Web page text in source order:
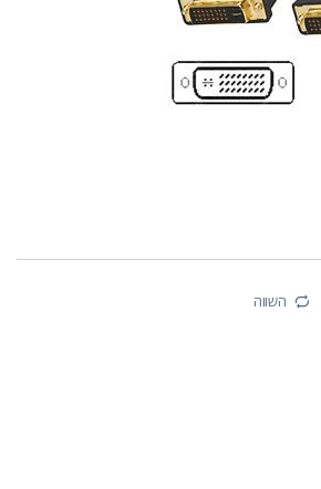
השווה